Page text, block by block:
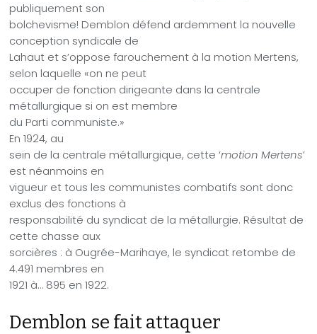
publiquement son
bolchevisme! Demblon défend ardemment la nouvelle
conception syndicale de
Lahaut et s’oppose farouchement à la motion Mertens,
selon laquelle «on ne peut
occuper de fonction dirigeante dans la centrale
métallurgique si on est membre
du Parti communiste.»
En 1924, au
sein de la centrale métallurgique, cette ‘motion Mertens’
est néanmoins en
vigueur et tous les communistes combatifs sont donc
exclus des fonctions à
responsabilité du syndicat de la métallurgie. Résultat de
cette chasse aux
sorcières : à Ougrée-Marihaye, le syndicat retombe de
4.491 membres en
1921 à… 895 en 1922.
Demblon se fait attaquer